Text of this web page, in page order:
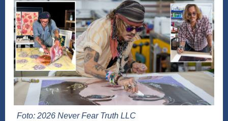
Foto: 2026 Never Fear Truth LLC